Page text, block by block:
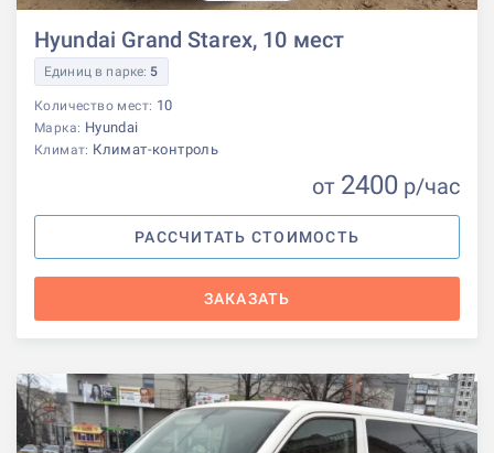
Hyundai Grand Starex, 10 мест
Единиц в парке: 5
Количество мест: 10
Марка: Hyundai
Климат: Климат-контроль
от 2400 р/час
РАССЧИТАТЬ СТОИМОСТЬ
ЗАКАЗАТЬ